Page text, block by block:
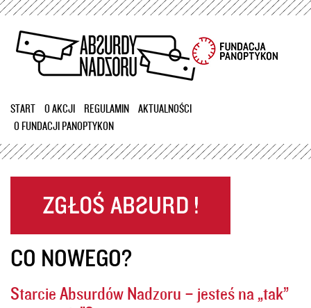
Przejdź
treści
START O AKCJI REGULAMIN
AKTUALNOŚCI
O FUNDACJI PANOPTYKON
CO NOWEGO?
Starcie Absurdów Nadzoru – jesteś na „tak”